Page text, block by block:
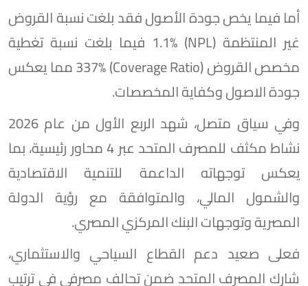
أما فيما يخص جودة الأصول فقد بلغت نسبة القروض
غير المنتظمة (NPL) 1.1% فيما بلغت نسبة تغطية
مخصص القروض (Coverage Ratio) 337% مما يعكس
جودة الاصول وكفاية المخصصات.
وفي سياق متصل، شهد الربع الأول من عام 2026
نشاط مكثف للمصرف المتحد عبر 4 محاور رئيسية، بما
يعكس توجهاته الداعمة للتنمية الاقتصادية
والشمول المالي، والمتوافقة مع رؤية الدولة
المصرية وتوجهات البنك المركزي المصري.
فعلى صعيد دعم القطاع السياحي والاستثماري،
شارك المصرف المتحد ضمن تحالف مصرفي في ترتيب